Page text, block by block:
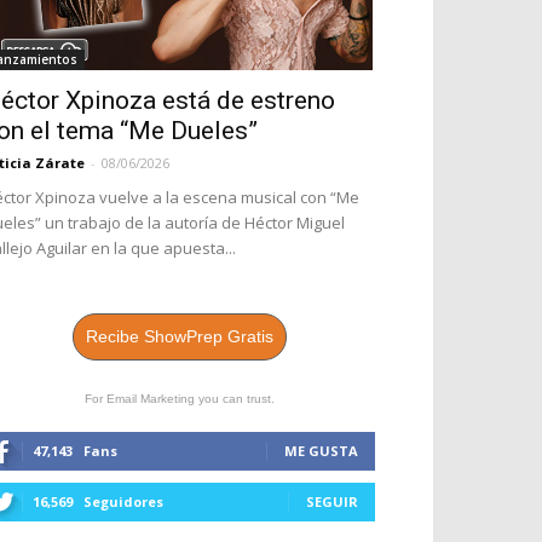
Xpinoza está de estreno
el tema “Me Dueles”
Zárate - 08/06/2026
Xpinoza vuelve a la escena musical con “Me
un trabajo de la autoría de Héctor Miguel
Aguilar en la que apuesta...
Recibe ShowPrep Gratis
For Email Marketing you can trust.
47,143 Fans ME GUSTA
16,569 Seguidores SEGUIR